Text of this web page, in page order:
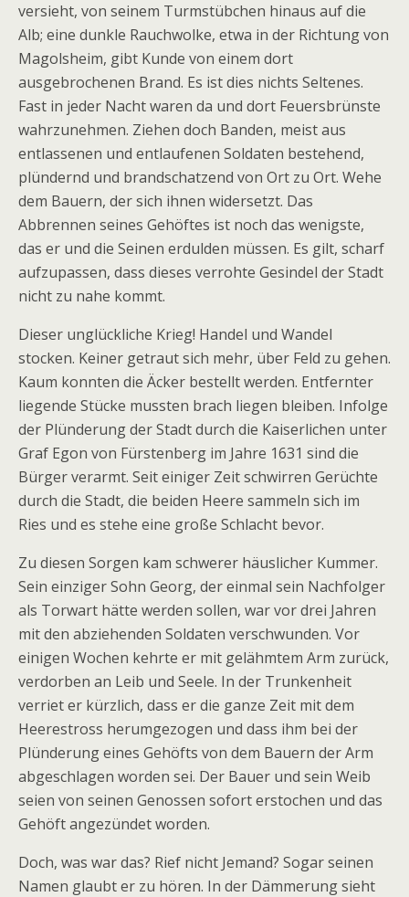
versieht, von seinem Turmstübchen hinaus auf die
Alb; eine dunkle Rauchwolke, etwa in der Richtung von
Magolsheim, gibt Kunde von einem dort
ausgebrochenen Brand. Es ist dies nichts Seltenes.
Fast in jeder Nacht waren da und dort Feuersbrünste
wahrzunehmen. Ziehen doch Banden, meist aus
entlassenen und entlaufenen Soldaten bestehend,
plündernd und brandschatzend von Ort zu Ort. Wehe
dem Bauern, der sich ihnen widersetzt. Das
Abbrennen seines Gehöftes ist noch das wenigste,
das er und die Seinen erdulden müssen. Es gilt, scharf
aufzupassen, dass dieses verrohte Gesindel der Stadt
nicht zu nahe kommt.
Dieser unglückliche Krieg! Handel und Wandel
stocken. Keiner getraut sich mehr, über Feld zu gehen.
Kaum konnten die Äcker bestellt werden. Entfernter
liegende Stücke mussten brach liegen bleiben. Infolge
der Plünderung der Stadt durch die Kaiserlichen unter
Graf Egon von Fürstenberg im Jahre 1631 sind die
Bürger verarmt. Seit einiger Zeit schwirren Gerüchte
durch die Stadt, die beiden Heere sammeln sich im
Ries und es stehe eine große Schlacht bevor.
Zu diesen Sorgen kam schwerer häuslicher Kummer.
Sein einziger Sohn Georg, der einmal sein Nachfolger
als Torwart hätte werden sollen, war vor drei Jahren
mit den abziehenden Soldaten verschwunden. Vor
einigen Wochen kehrte er mit gelähmtem Arm zurück,
verdorben an Leib und Seele. In der Trunkenheit
verriet er kürzlich, dass er die ganze Zeit mit dem
Heerestross herumgezogen und dass ihm bei der
Plünderung eines Gehöfts von dem Bauern der Arm
abgeschlagen worden sei. Der Bauer und sein Weib
seien von seinen Genossen sofort erstochen und das
Gehöft angezündet worden.
Doch, was war das? Rief nicht Jemand? Sogar seinen
Namen glaubt er zu hören. In der Dämmerung sieht